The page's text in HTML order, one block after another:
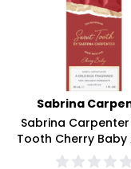
Sabrina
Sabrina Carpenter
Tooth Cherry Baby
parfum 30ml